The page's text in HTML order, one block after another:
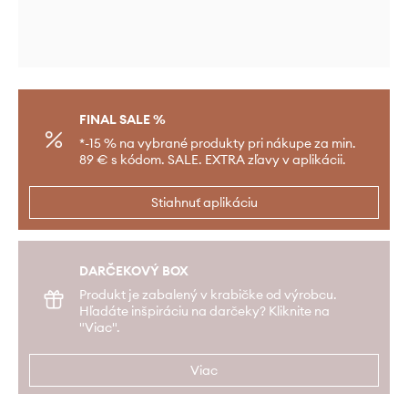
FINAL SALE %
*-15 % na vybrané produkty pri nákupe za min.
89 € s kódom. SALE. EXTRA zľavy v aplikácii.
Stiahnuť aplikáciu
DARČEKOVÝ BOX
Produkt je zabalený v krabičke od výrobcu.
Hľadáte inšpiráciu na darčeky? Kliknite na
"Viac".
Viac